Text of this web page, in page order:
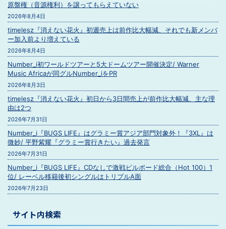
原盤権（音源権利）を譲ってもらえていない
2026年8月4日
timelesz『消えない花火』初週売上は前作比大幅減、それでも新メンバ
ー加入前より増えている
2026年8月4日
Number_i初ワールドツアーと5大ドームツアー開催決定/ Warner
Music Africaが同グルNumber_iをPR
2026年8月3日
timelesz『消えない花火』初日から3日間売上が前作比大幅減、主な理
由は2つ
2026年7月31日
Number_i『BUGS LIFE』はグラミー賞アジア部門対象外！『3XL』は
微妙/ 平野紫耀『グラミー賞行きたい』過去発言
2026年7月31日
Number_i『BUGS LIFE』CDなしで激戦ビルボード総合（Hot 100）1
位/ レーベル移籍後初シングルはトリプルA面
2026年7月23日
サイト内検索